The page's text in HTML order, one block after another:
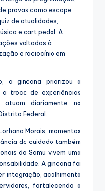
provas como escape
de atualidades,
e cart pedal. A
voltadas à
e raciocínio em
a gincana priorizou a
troca de experiências
diariamente no
Federal.
Morais, momentos
do cuidado também
do Samu vivem uma
A gincana foi
integração, acolhimento
fortalecendo o